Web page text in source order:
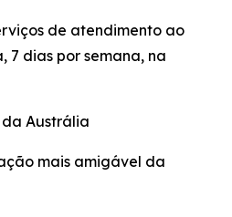
de atendimento ao
7 dias por semana, na
Austrália
mais amigável da